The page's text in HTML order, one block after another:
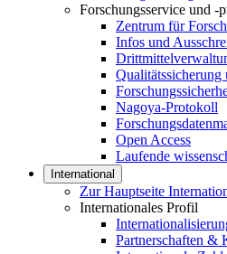
Forschungsservice und -
Zentrum für
Infos und
Qualitätssicherung
Nagoya-Protokoll
Open Access
Laufende
International
Zur Hauptseite
Internationales Profil
Partnerschaften &